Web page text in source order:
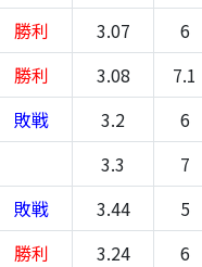
勝利 3.07 6
勝利 3.08 7.1
敗戦 3.2 6
3.3 7
敗戦 3.44 5
勝利 3.24 6